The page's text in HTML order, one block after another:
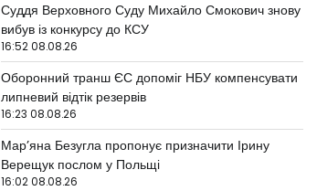
Суддя Верховного Суду Михайло Смокович знову
вибув із конкурсу до КСУ
16:52 08.08.26
Оборонний транш ЄС допоміг НБУ компенсувати
липневий відтік резервів
16:23 08.08.26
Мар’яна Безугла пропонує призначити Ірину
Верещук послом у Польщі
16:02 08.08.26